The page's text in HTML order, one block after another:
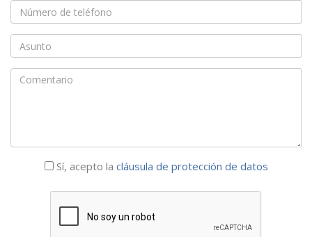
Teléfono
de
contacto
Asunto
Comentario
Sí, acepto la cláusula de protección de datos